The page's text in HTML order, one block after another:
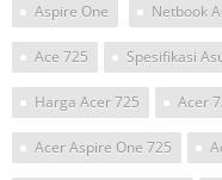
Aspire One
Ace 725
Harga Acer 725 Acer
Acer Aspire One 725